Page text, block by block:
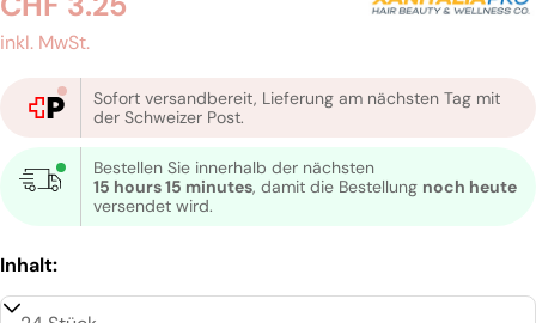
Preis
inkl. MwSt.
Sofort versandbereit, Lieferung am nächsten Tag mit
der Schweizer Post.
Bestellen Sie innerhalb der nächsten
15 hours 15 minutes, damit die Bestellung noch heute
versendet wird.
Inhalt: